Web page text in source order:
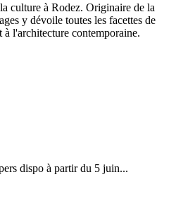
culture à Rodez. Originaire de la
y dévoile toutes les facettes de
à l'architecture contemporaine.
dispo à partir du 5 juin...